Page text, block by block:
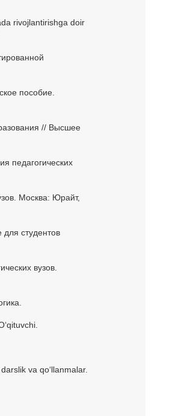
rivojlantirishga doir
пособие.
// Высшее
педагогических
Москва: Юрайт,
студентов
вузов.
va qoʻllanmalar.